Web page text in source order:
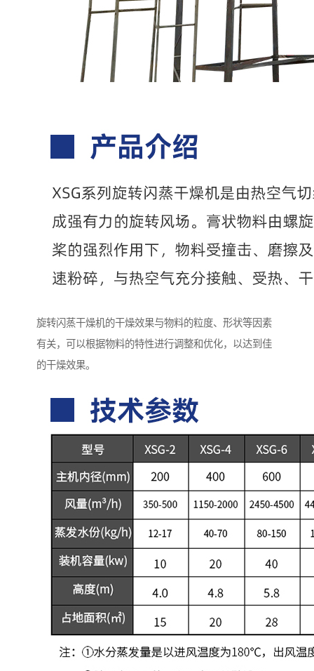
旋转闪蒸干燥机的干燥效果与物料的粒度、形状等因素
有关，可以根据物料的特性进行调整和优化，以达到佳
的干燥效果。